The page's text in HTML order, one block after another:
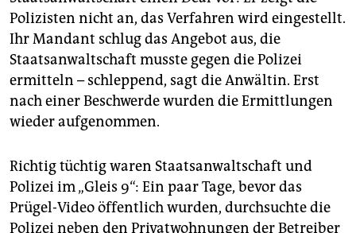
Polizisten nicht an, das Verfahren wird eingestellt.
Ihr Mandant schlug das Angebot aus, die
Staatsanwaltschaft musste gegen die Polizei
ermitteln – schleppend, sagt die Anwältin. Erst
nach einer Beschwerde wurden die Ermittlungen
wieder aufgenommen.
Richtig tüchtig waren Staatsanwaltschaft und
Polizei im „Gleis 9“: Ein paar Tage, bevor das
Prügel-Video öffentlich wurden, durchsuchte die
Polizei neben den Privatwohnungen der Betreiber